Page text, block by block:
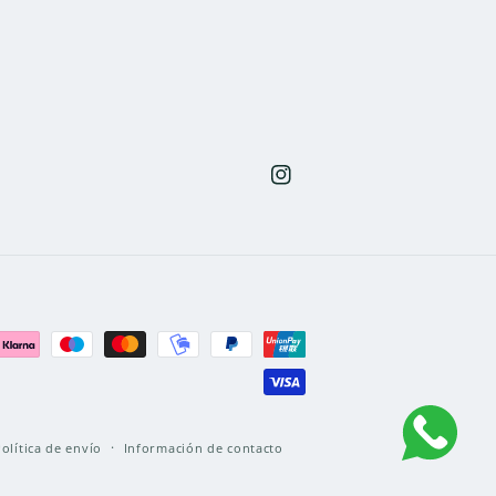
Instagram
de envío Información de contacto